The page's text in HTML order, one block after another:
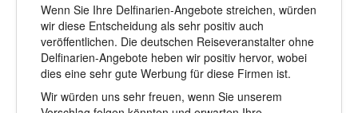
Wenn Sie Ihre Delfinarien-Angebote streichen, würden
wir diese Entscheidung als sehr positiv auch
veröffentlichen. Die deutschen Reiseveranstalter ohne
Delfinarien-Angebote heben wir positiv hervor, wobei
dies eine sehr gute Werbung für diese Firmen ist.
Wir würden uns sehr freuen, wenn Sie unserem